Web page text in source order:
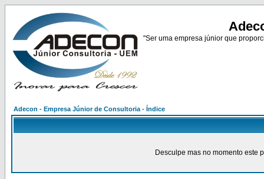
"Ser uma empresa júnior que
Adecon - Empresa Júnior de Consultoria - Índice
Desculpe mas no momento este